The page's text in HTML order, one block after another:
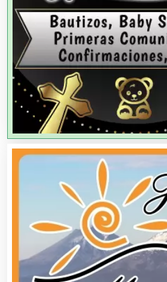
Agencias de Publicidad
Agencias de Viajes
Agricultores
Agricultura y Ganadería
Agua Purificada
Aire Acondicionado